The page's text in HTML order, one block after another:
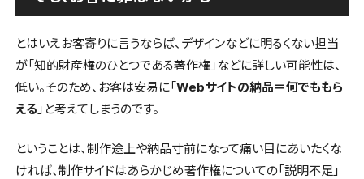
とはいえお客寄りに言うならば、デザインなどに明るくない担当
が「知的財産権のひとつである著作権」などに詳しい可能性は、
低い。そのため、お客は安易に「Webサイトの納品＝何でももら
える 」と考えてしまうのです。
ということは、制作途上や納品寸前になって痛い目にあいたくな
ければ、制作サイドはあらかじめ著作権についての「説明不足」